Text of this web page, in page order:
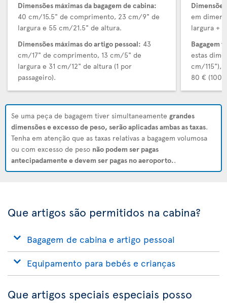
Dimensões máximas da bagagem de cabina:
40 cm/15.5" de comprimento, 23 cm/9" de
largura e 55 cm/21.5" de altura.
Dimensões máximas do artigo pessoal: 43
cm/17" de comprimento, 13 cm/5" de
largura e 31 cm/12" de altura (1 por
passageiro).
em
largura +
Bagagem
estas
cm/115"),
80 € (100
Se uma peça de bagagem tiver simultaneamente grandes
dimensões e excesso de peso, serão aplicadas ambas as taxas.
Tenha em atenção que as taxas relativas a bagagem volumosa
ou com excesso de peso não podem ser pagas
antecipadamente e devem ser pagas no aeroporto..
Que artigos são permitidos na cabina?
Bagagem de cabina e artigo pessoal
Equipamento para bebés e crianças
Que artigos speciais especiais posso